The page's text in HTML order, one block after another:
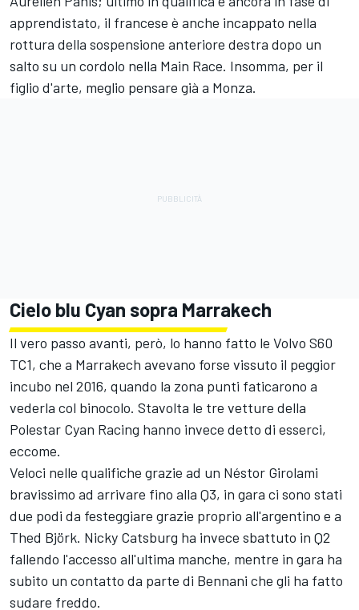
apprendistato, il francese è anche incappato nella
rottura della sospensione anteriore destra dopo un
salto su un cordolo nella Main Race. Insomma, per il
figlio d'arte, meglio pensare già a Monza.
Cielo blu Cyan sopra Marrakech
Il vero passo avanti, però, lo hanno fatto le Volvo S60
TC1, che a Marrakech avevano forse vissuto il peggior
incubo nel 2016, quando la zona punti faticarono a
vederla col binocolo. Stavolta le tre vetture della
Polestar Cyan Racing hanno invece detto di esserci,
eccome.
Veloci nelle qualifiche grazie ad un Néstor Girolami
bravissimo ad arrivare fino alla Q3, in gara ci sono stati
due podi da festeggiare grazie proprio all'argentino e a
Thed Björk. Nicky Catsburg ha invece sbattuto in Q2
fallendo l'accesso all'ultima manche, mentre in gara ha
subito un contatto da parte di Bennani che gli ha fatto
sudare freddo.